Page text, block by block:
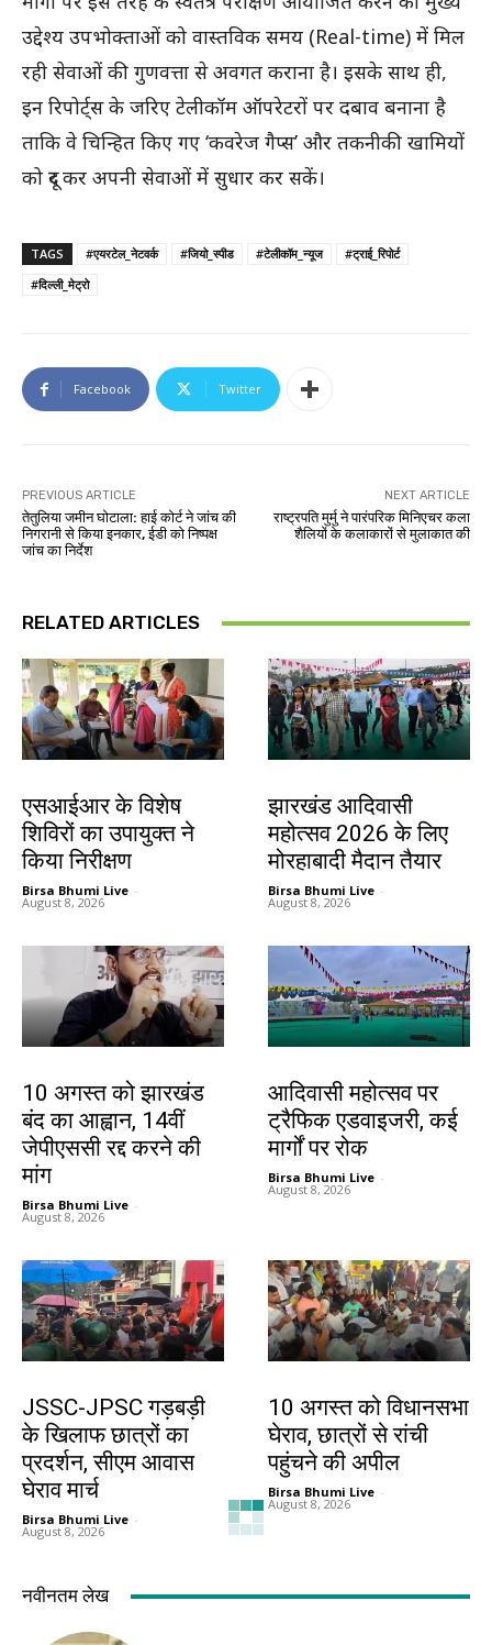
उद्देश्य उपभोक्ताओं को वास्तविक समय (Real-time) में मिल
रही सेवाओं की गुणवत्ता से अवगत कराना है। इसके साथ ही,
इन रिपोर्ट्स के जरिए टेलीकॉम ऑपरेटरों पर दबाव बनाना है
ताकि वे चिन्हित किए गए ‘कवरेज गैप्स’ और तकनीकी खामियों
को दूर कर अपनी सेवाओं में सुधार कर सकें।
TAGS #एयरटेल_नेटवर्क #जियो_स्पीड #टेलीकॉम_न्यूज
#ट्राई_रिपोर्ट
#दिल्ली_मेट्रो
Facebook Twitter
PREVIOUS ARTICLE
तेतुलिया जमीन घोटाला: हाई कोर्ट ने जांच की
निगरानी से किया इनकार, ईडी को निष्पक्ष
जांच का निर्देश
NEXT ARTICLE
राष्ट्रपति मुर्मु ने पारंपरिक मिनिएचर कला
शैलियों के कलाकारों से मुलाकात की
RELATED ARTICLES
एसआईआर के विशेष
शिविरों का उपायुक्त ने
किया निरीक्षण
Birsa Bhumi Live -
August 8, 2026
झारखंड आदिवासी
महोत्सव 2026 के लिए
मोरहाबादी मैदान तैयार
Birsa Bhumi Live -
August 8, 2026
10 अगस्त को झारखंड
बंद का आह्वान, 14वीं
जेपीएससी रद्द करने की
मांग
Birsa Bhumi Live -
August 8, 2026
आदिवासी महोत्सव पर
ट्रैफिक एडवाइजरी, कई
मार्गों पर रोक
Birsa Bhumi Live -
August 8, 2026
JSSC-JPSC गड़बड़ी
के खिलाफ छात्रों का
प्रदर्शन, सीएम आवास
घेराव मार्च
Birsa Bhumi Live -
August 8, 2026
10 अगस्त को विधानसभा
घेराव, छात्रों से रांची
पहुंचने की अपील
Birsa Bhumi Live -
August 8, 2026